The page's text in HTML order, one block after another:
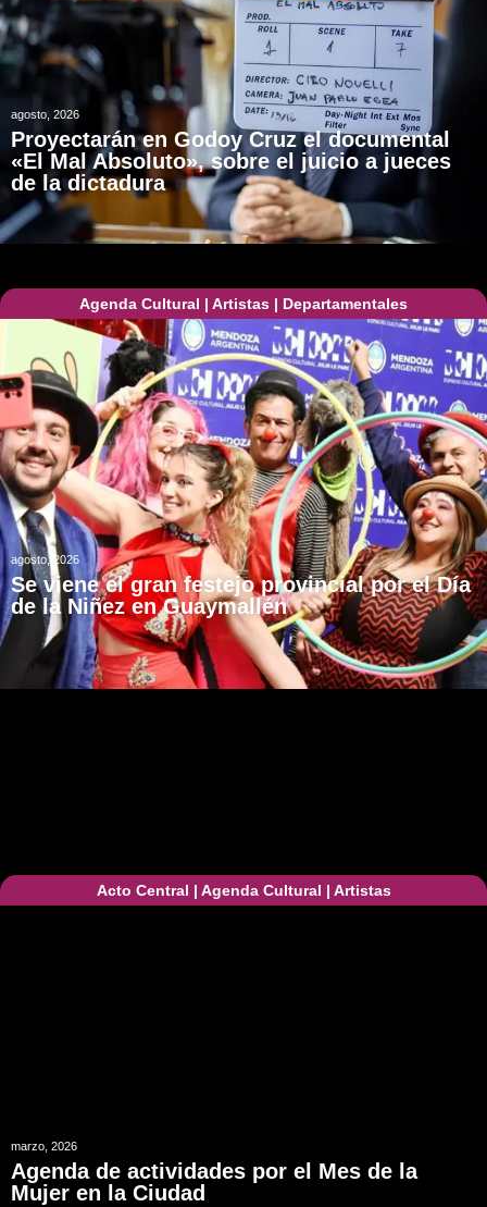
agosto, 2026
Proyectarán en Godoy Cruz el documental
«El Mal Absoluto», sobre el juicio a jueces
de la dictadura
Agenda Cultural | Artistas | Departamentales
agosto, 2026
Se viene el gran festejo provincial por el Día
de la Niñez en Guaymallén
Acto Central | Agenda Cultural | Artistas
marzo, 2026
Agenda de actividades por el Mes de la
Mujer en la Ciudad